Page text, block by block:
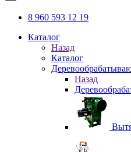
8 960 593 12 19
Каталог
Назад
Каталог
Назад